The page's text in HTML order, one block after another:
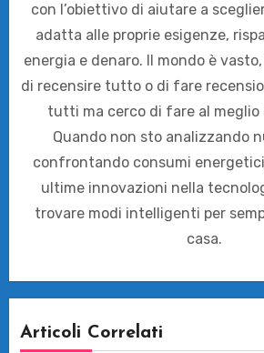
con l’obiettivo di aiutare a
adatta alle proprie esigenze,
energia e denaro. Il mondo è
di recensire tutto o di fare
tutti ma cerco di fare al meglio
Quando non sto analizzando
confrontando consumi
ultime innovazioni nella
trovare modi intelligenti per
casa.
Articoli Correlati